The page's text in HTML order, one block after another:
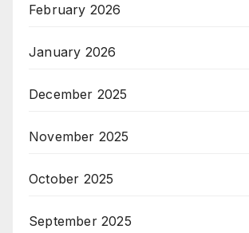
February 2026
January 2026
December 2025
November 2025
October 2025
September 2025